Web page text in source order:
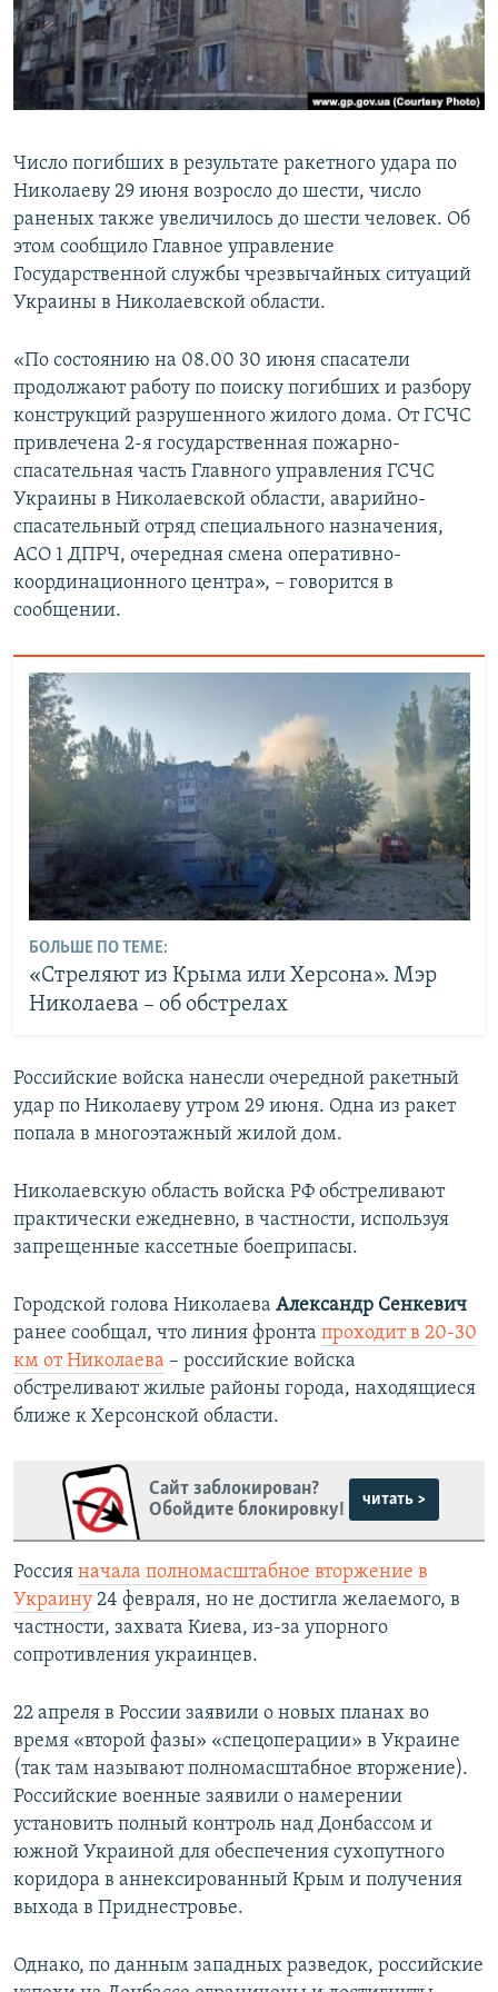
ПОБЕДИТЕЛЕЙ НЕ СУДЯТ?
КРЫМ.НЕПОКОРЕННЫЙ
ELIFBE
ПРИСОЕДИНЯЙТЕСЬ!
Все сайты RFE/RL
Число погибших в результате ракетного удара по
Николаеву 29 июня возросло до шести, число
раненых также увеличилось до шести человек. Об
этом сообщило Главное управление
Государственной службы чрезвычайных ситуаций
Украины в Николаевской области.
«По состоянию на 08.00 30 июня спасатели
продолжают работу по поиску погибших и разбору
конструкций разрушенного жилого дома. От ГСЧС
привлечена 2-я государственная пожарно-
спасательная часть Главного управления ГСЧС
Украины в Николаевской области, аварийно-
спасательный отряд специального назначения,
АСО 1 ДПРЧ, очередная смена оперативно-
координационного центра», – говорится в
сообщении.
БОЛЬШЕ ПО ТЕМЕ:
«Стреляют из Крыма или Херсона». Мэр
Николаева – об обстрелах
Российские войска нанесли очередной ракетный
удар по Николаеву утром 29 июня. Одна из ракет
попала в многоэтажный жилой дом.
Николаевскую область войска РФ обстреливают
практически ежедневно, в частности, используя
запрещенные кассетные боеприпасы.
Городской голова Николаева Александр Сенкевич
ранее сообщал, что линия фронта проходит в 20-30
км от Николаева – российские войска
обстреливают жилые районы города, находящиеся
ближе к Херсонской области.
Сайт заблокирован?
Обойдите блокировку!
читать >
Россия начала полномасштабное вторжение в
Украину 24 февраля, но не достигла желаемого, в
частности, захвата Киева, из-за упорного
сопротивления украинцев.
22 апреля в России заявили о новых планах во
время «второй фазы» «спецоперации» в Украине
(так там называют полномасштабное вторжение).
Российские военные заявили о намерении
установить полный контроль над Донбассом и
южной Украиной для обеспечения сухопутного
коридора в аннексированный Крым и получения
выхода в Приднестровье.
Однако, по данным западных разведок, российские